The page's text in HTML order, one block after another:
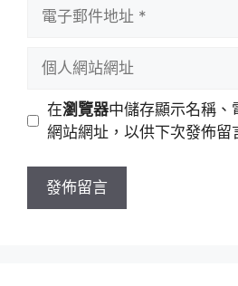
址
站
址
在瀏覽器中儲存顯示名稱、
網站網址，以供下次發佈留